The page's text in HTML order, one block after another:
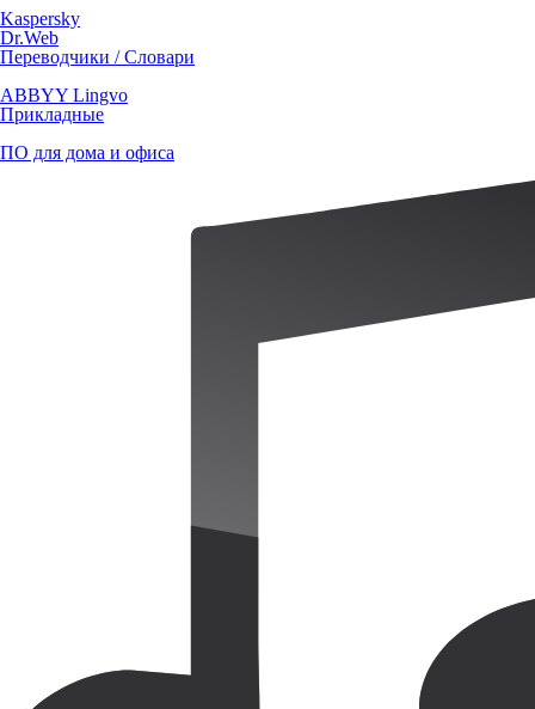
Kaspersky
Dr.Web
Переводчики / Словари
ABBYY Lingvo
Прикладные
ПО для дома и офиса